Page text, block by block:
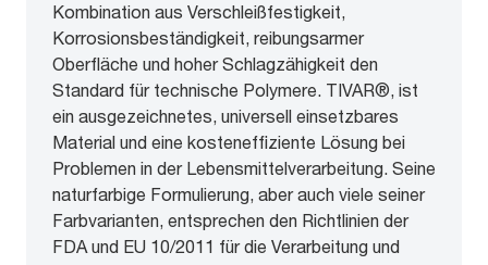
Kombination aus Verschleißfestigkeit,
Korrosionsbeständigkeit, reibungsarmer
Oberfläche und hoher Schlagzähigkeit den
Standard für technische Polymere. TIVAR®, ist
ein ausgezeichnetes, universell einsetzbares
Material und eine kosteneffiziente Lösung bei
Problemen in der Lebensmittelverarbeitung. Seine
naturfarbige Formulierung, aber auch viele seiner
Farbvarianten, entsprechen den Richtlinien der
FDA und EU 10/2011 für die Verarbeitung und